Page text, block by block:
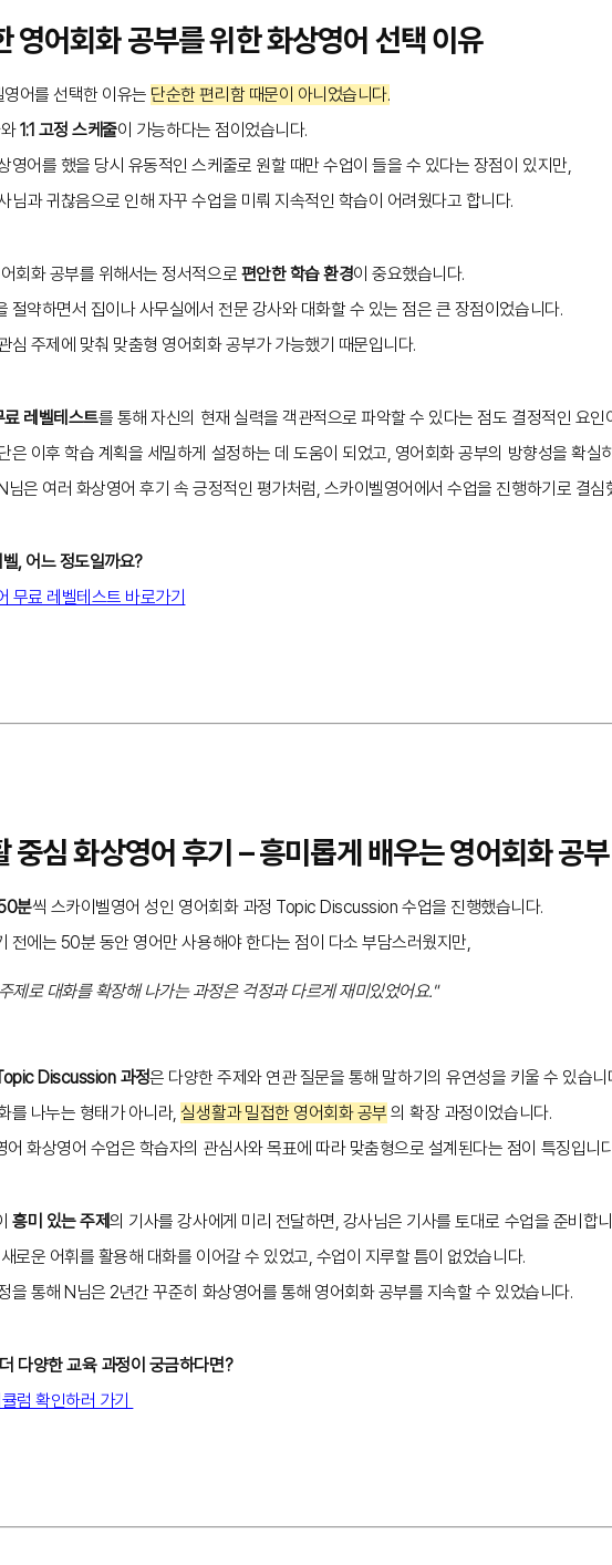
영어회화 공부를 위한 화상영어 선택 이유
어를 선택한 이유는 단순한 편리함 때문이 아니었습니다.
1:1 고정 스케줄이 가능하다는 점이었습니다.
영어를 했을 당시 유동적인 스케줄로 원할 때만 수업이 들을 수 있다는 장점이 있지만,
님과 귀찮음으로 인해 자꾸 수업을 미뤄 지속적인 학습이 어려웠다고 합니다.
회화 공부를 위해서는 정서적으로 편안한 학습 환경이 중요했습니다.
절약하면서 집이나 사무실에서 전문 강사와 대화할 수 있는 점은 큰 장점이었습니다.
심 주제에 맞춰 맞춤형 영어회화 공부가 가능했기 때문입니다.
료 레벨테스트를 통해 자신의 현재 실력을 객관적으로 파악할 수 있다는 점도 결정적인 요인
은 이후 학습 계획을 세밀하게 설정하는 데 도움이 되었고, 영어회화 공부의 방향성을 확실
님은 여러 화상영어 후기 속 긍정적인 평가처럼, 스카이벨영어에서 수업을 진행하기로 결심
, 어느 정도일까요?
무료 레벨테스트 바로가기
중심 화상영어 후기 – 흥미롭게 배우는 영어회화 공부
분씩 스카이벨영어 성인 영어회화 과정 Topic Discussion 수업을 진행했습니다.
전에는 50분 동안 영어만 사용해야 한다는 점이 다소 부담스러웠지만,
제로 대화를 확장해 나가는 과정은 걱정과 다르게 재미있었어요."
Discussion 과정은 다양한 주제와 연관 질문을 통해 말하기의 유연성을 키울 수 있습니
를 나누는 형태가 아니라, 실생활과 밀접한 영어회화 공부 의 확장 과정이었습니다.
어 화상영어 수업은 학습자의 관심사와 목표에 따라 맞춤형으로 설계된다는 점이 특징입니
흥미 있는 주제의 기사를 강사에게 미리 전달하면, 강사님은 기사를 토대로 수업을 준비합
로운 어휘를 활용해 대화를 이어갈 수 있었고, 수업이 지루할 틈이 없었습니다.
을 통해 N님은 2년간 꾸준히 화상영어를 통해 영어회화 공부를 지속할 수 있었습니다.
다양한 교육 과정이 궁금하다면?
럼 확인하러 가기